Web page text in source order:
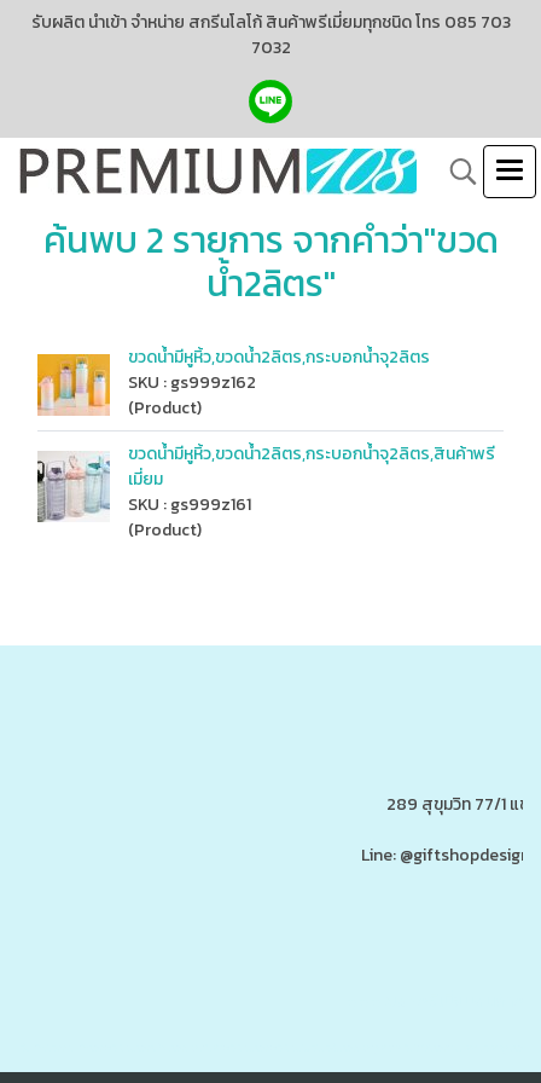
รับผลิต นำเข้า จำหน่าย สกรีนโลโก้ สินค้าพรีเมี่ยมทุกชนิด โทร 085 703
7032
ค้นพบ 2 รายการ จากคำว่า"ขวด
น้ำ2ลิตร"
ขวดน้ำมีหูหิ้ว,ขวดน้ำ2ลิตร,กระบอกน้ำจุ2ลิตร
SKU : gs999z162
(Product)
ขวดน้ำมีหูหิ้ว,ขวดน้ำ2ลิตร,กระบอกน้ำจุ2ลิตร,สินค้าพรี
เมี่ยม
SKU : gs999z161
(Product)
289 สุขุมวิท 77/1 แข
Line: